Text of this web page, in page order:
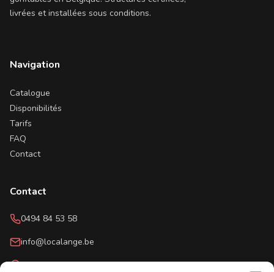
livrées et installées sous conditions.
Navigation
Catalogue
Disponibilités
Tarifs
FAQ
Contact
Contact
0494 84 53 58
info@localange.be